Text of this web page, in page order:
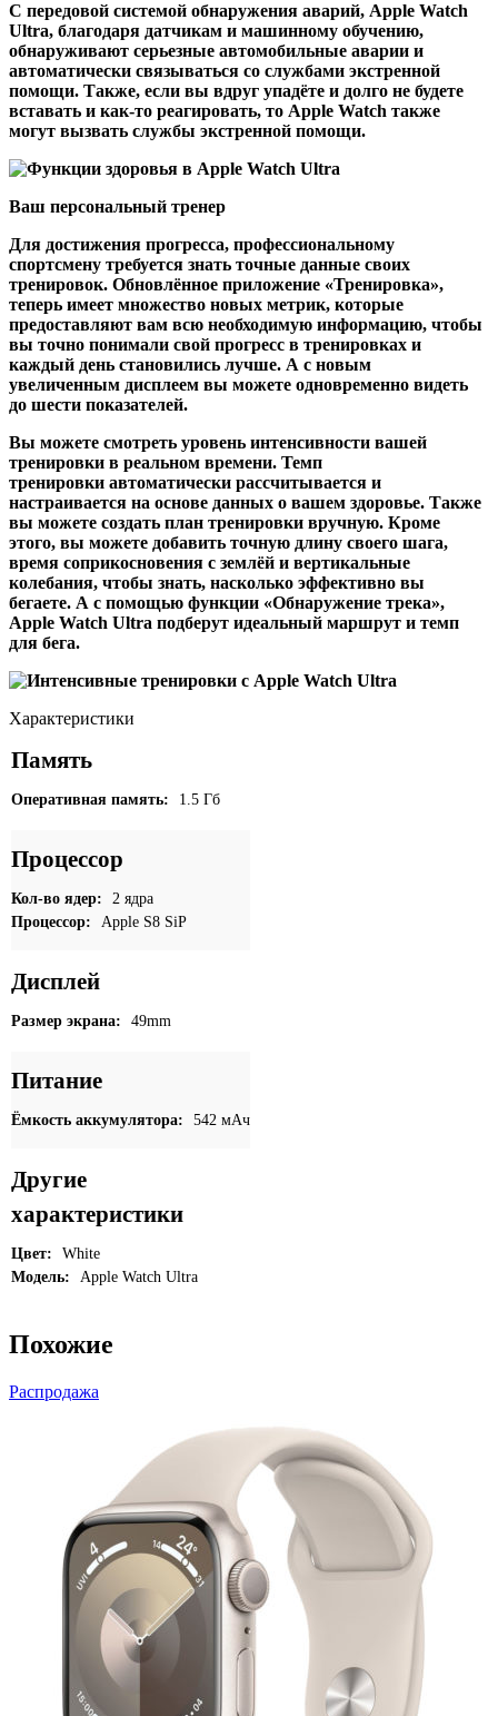
С передовой системой обнаружения аварий, Apple Watch
Ultra, благодаря датчикам и машинному обучению,
обнаруживают серьезные автомобильные аварии и
автоматически связываться со службами экстренной
помощи. Также, если вы вдруг упадёте и долго не будете
вставать и как-то реагировать, то Apple Watch также
могут вызвать службы экстренной помощи.
Ваш персональный тренер
Для достижения прогресса, профессиональному
спортсмену требуется знать точные данные своих
тренировок. Обновлённое приложение «Тренировка»,
теперь имеет множество новых метрик, которые
предоставляют вам всю необходимую информацию, чтобы
вы точно понимали свой прогресс в тренировках и
каждый день становились лучше. А с новым
увеличенным дисплеем вы можете одновременно видеть
до шести показателей.
Вы можете смотреть уровень интенсивности вашей
тренировки в реальном времени. Темп
тренировки автоматически рассчитывается и
настраивается на основе данных о вашем здоровье. Также
вы можете создать план тренировки вручную. Кроме
этого, вы можете добавить точную длину своего шага,
время соприкосновения с землёй и вертикальные
колебания, чтобы знать, насколько эффективно вы
бегаете. А с помощью функции «Обнаружение трека»,
Apple Watch Ultra подберут идеальный маршрут и темп
для бега.
Характеристики
Память
Оперативная память: 1.5 Гб
Процессор
Кол-во ядер:
2 ядра
Процессор:
Apple S8 SiP
Дисплей
Размер экрана: 49mm
Питание
Ёмкость аккумулятора: 542 мАч
Другие
характеристики
Цвет:
White
Модель:
Apple Watch Ultra
Похожие
Распродажа